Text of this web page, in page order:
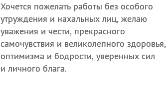
Хочется пожелать работы без особого
утруждения и нахальных лиц, желаю
уважения и чести, прекрасного
самочувствия и великолепного здоровья,
оптимизма и бодрости, уверенных сил
и личного блага.